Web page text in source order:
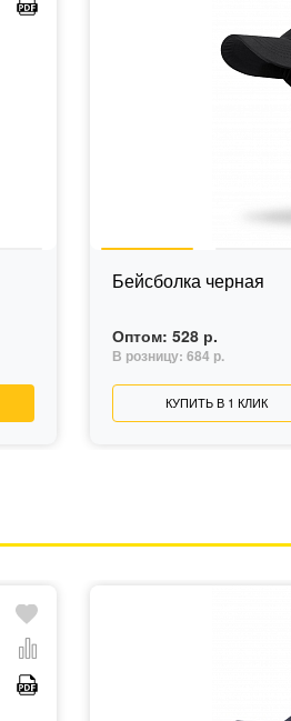
Бейсболка черная
Оптом: 528 р.
В розницу: 684 р.
КУПИТЬ В 1 КЛИК